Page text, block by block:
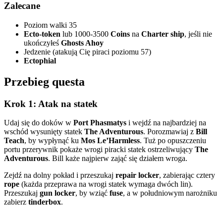
Zalecane
Poziom walki 35
Ecto-token lub 1000-3500 Coins na Charter ship, jeśli nie
ukończyłeś Ghosts Ahoy
Jedzenie (atakują Cię piraci poziomu 57)
Ectophial
Przebieg questa
Krok 1: Atak na statek
Udaj się do doków w Port Phasmatys i wejdź na najbardziej na
wschód wysunięty statek The Adventurous. Porozmawiaj z Bill
Teach, by wypłynąć ku Mos Le’Harmless. Tuż po opuszczeniu
portu przerywnik pokaże wrogi piracki statek ostrzeliwujący The
Adventurous. Bill każe najpierw zająć się działem wroga.
Zejdź na dolny pokład i przeszukaj repair locker, zabierając cztery
rope (każda przeprawa na wrogi statek wymaga dwóch lin).
Przeszukaj gun locker, by wziąć fuse, a w południowym narożniku
zabierz tinderbox.